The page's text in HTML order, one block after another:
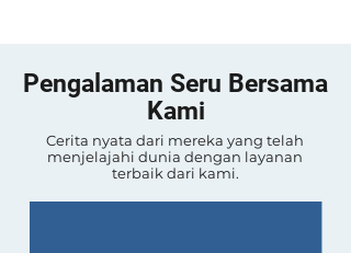
Pengalaman Seru Bersama
Kami
Cerita nyata dari mereka yang telah
menjelajahi dunia dengan layanan
terbaik dari kami.